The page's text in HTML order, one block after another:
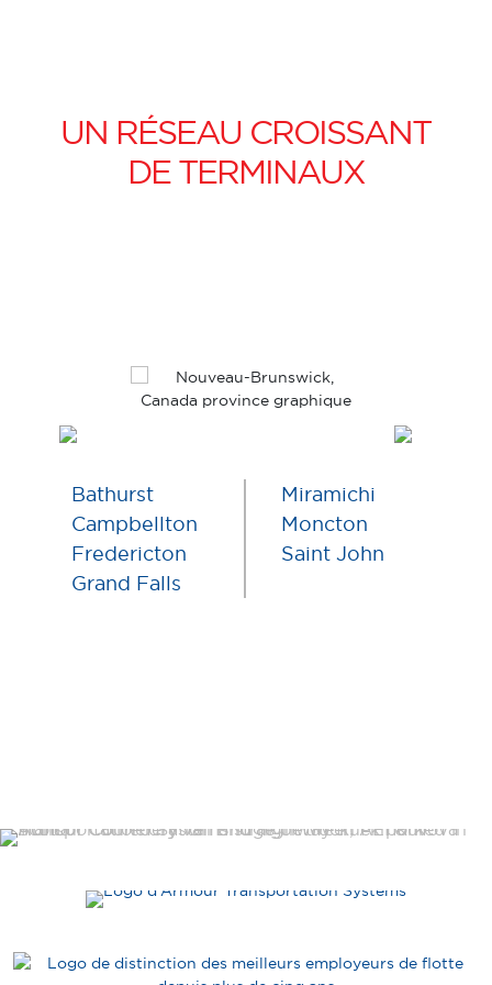
UN RÉSEAU CROISSANT
DE TERMINAUX
Bathurst
Campbellton
Fredericton
Grand Falls
Miramichi
Moncton
Saint John